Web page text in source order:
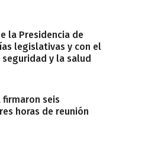
la Presidencia de
legislativas y con el
y la salud
firmaron seis
horas de reunión